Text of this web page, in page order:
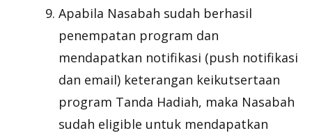
Apabila Nasabah sudah berhasil
penempatan program dan
mendapatkan notifikasi (push notifikasi
dan email) keterangan keikutsertaan
program Tanda Hadiah, maka Nasabah
sudah eligible untuk mendapatkan